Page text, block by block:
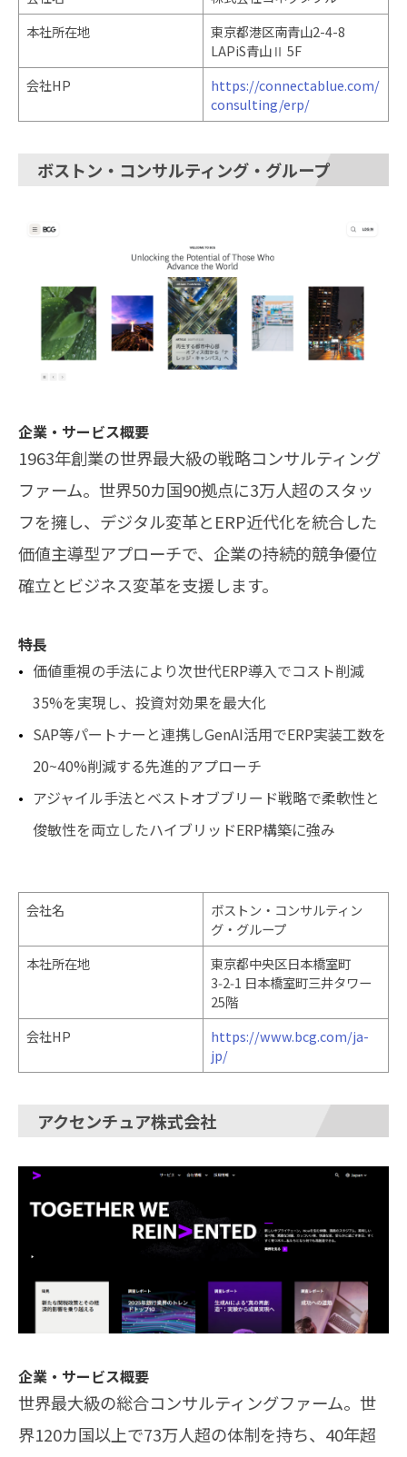
本社所在地
東京都港区南青山2-4-8
LAPiS青山Ⅱ 5F
会社HP
https://connectablue.com/
consulting/erp/
ボストン・コンサルティング・グループ
企業・サービス概要
1963年創業の世界最大級の戦略コンサルティング
ファーム。世界50カ国90拠点に3万人超のスタッ
フを擁し、デジタル変革とERP近代化を統合した
価値主導型アプローチで、企業の持続的競争優位
確立とビジネス変革を支援します。
特長
価値重視の手法により次世代ERP導入でコスト削減
35%を実現し、投資対効果を最大化
SAP等パートナーと連携しGenAI活用でERP実装工数を
20~40%削減する先進的アプローチ
アジャイル手法とベストオブブリード戦略で柔軟性と
俊敏性を両立したハイブリッドERP構築に強み
会社名
ボストン・コンサルティン
グ・グループ
本社所在地
東京都中央区日本橋室町
3‑2‑1 日本橋室町三井タワー
25階
会社HP
https://www.bcg.com/ja-
jp/
アクセンチュア株式会社
企業・サービス概要
世界最大級の総合コンサルティングファーム。世
界120カ国以上で73万人超の体制を持ち、40年超